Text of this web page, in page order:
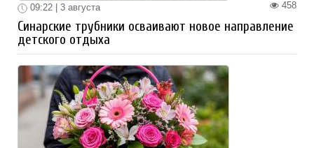
458
09:22 | 3 августа
Синарские трубники осваивают новое направление
детского отдыха